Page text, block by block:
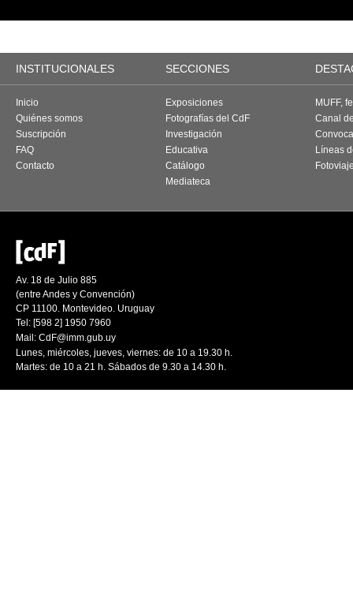
INSTITUCIONALES SECCIONES
Inicio
Quiénes somos
Suscripción
FAQ
Contacto
Exposiciones
Fotografías del CdF
Investigación
Educativa
Catálogo
Mediateca
MUFF,
Canal
Líneas
Av. 18 de Julio 885
(entre Andes y Convención)
CP 11100. Montevideo. Uruguay
Tel: [598 2] 1950 7960
Mail: CdF@imm.gub.uy
Lunes, miércoles, jueves, viernes: de 10 a 19.30 h.
Martes: de 10 a 21 h. Sábados de 9.30 a 14.30 h.